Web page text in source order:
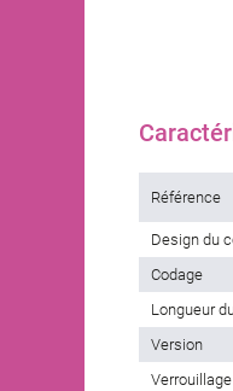
Référence
Design du
Codage
Longueur
Version